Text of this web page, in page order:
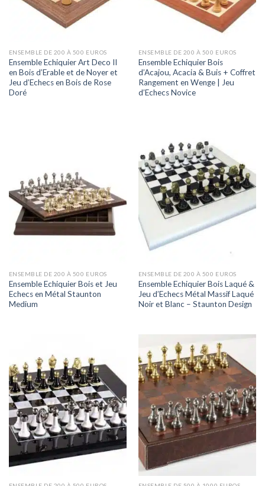
ENSEMBLE DE 200 À 500 EUROS
Ensemble Echiquier Art Deco II
en Bois d’Erable et de Noyer et
Jeu d’Echecs en Bois de Rose
Doré
ENSEMBLE DE 200 À 500 EUROS
Ensemble Echiquier Bois
d’Acajou, Acacia & Buis + Coffret
Rangement en Wenge | Jeu
d’Echecs Novice
ENSEMBLE DE 200 À 500 EUROS
Ensemble Echiquier Bois et Jeu
Echecs en Métal Staunton
Medium
ENSEMBLE DE 200 À 500 EUROS
Ensemble Echiquier Bois Laqué &
Jeu d’Echecs Métal Massif Laqué
Noir et Blanc – Staunton Design